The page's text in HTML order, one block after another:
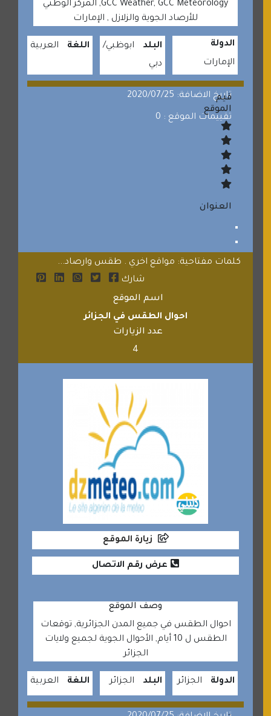
GCC Weather, GCC Meteorology, المركز الوطني
للأرصاد الجوية والزلازل‬ , الإمارات
الدولة
الإمارات
البلد
ابوظبي
دبي
اللغة العربية
تاريخ الاضافة: 2020/07/25
تقييمات الموقع : 0
قيم
الموقع
العنوان
كلمات مفتاحية: مواقع اخري . طقس وارصاد...
شارك
اسم الموقع
احوال الطقس في الجزائر
عدد الزيارات
4
زيارة الموقع
عرض رقم الاتصال
وصف الموقع
احوال الطقس في جميع المدن الجزائرية, توقعات
الطقس ل 10 أيام, الأحوال الجوية لجميع ولايات
الجزائر
الدولة الجزائر البلد الجزائر اللغة العربية